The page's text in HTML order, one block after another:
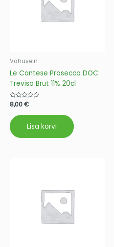
Vahuvein
Le Contese Prosecco DOC
Treviso Brut 11% 20cl
Hinnanguga
5
8,00€
Lisa korvi